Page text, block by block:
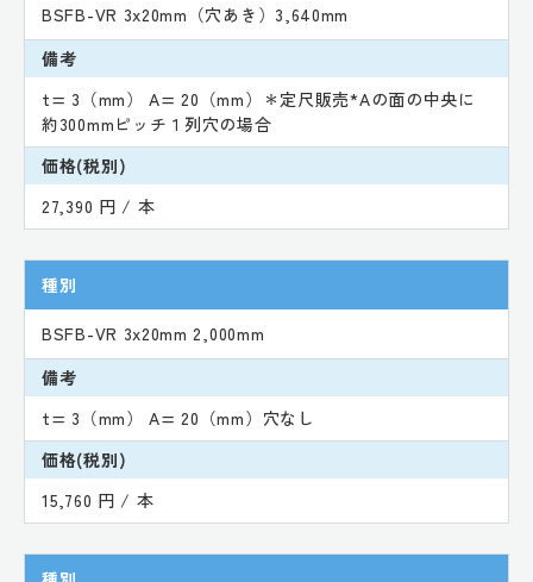
BSFB-VR 3x20mm（穴あき）3,640mm
備考
t= 3（mm） A= 20（mm）＊定尺販売*Aの面の中央に
約300mmピッチ１列穴の場合
価格(税別)
27,390 円 / 本
種別
BSFB-VR 3x20mm 2,000mm
備考
t= 3（mm） A= 20（mm）穴なし
価格(税別)
15,760 円 / 本